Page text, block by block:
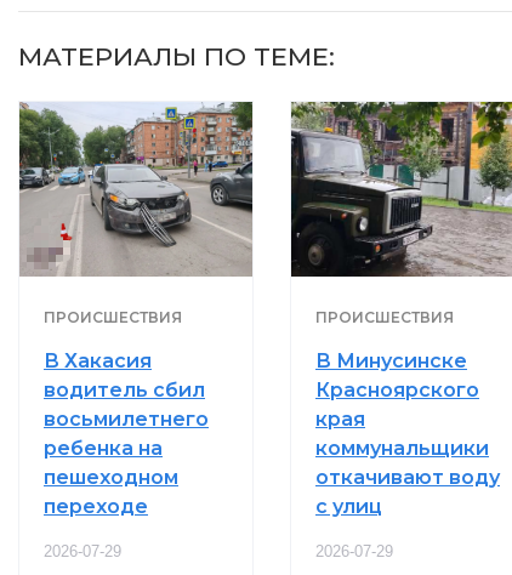
МАТЕРИАЛЫ ПО ТЕМЕ:
ПРОИСШЕСТВИЯ
В Хакасия
водитель сбил
восьмилетнего
ребенка на
пешеходном
переходе
2026-07-29
ПРОИСШЕСТВИЯ
В Минусинске
Красноярского
края
коммунальщики
откачивают воду
с улиц
2026-07-29